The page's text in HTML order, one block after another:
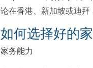
论在香港、新加坡或迪
如何选择好的
家务能力